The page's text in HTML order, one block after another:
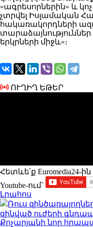
«ագրեսորներին» և
չտրվել Իսլամական
հակառակորդների
երկրների միջև»։
ՈՒՂԻՂ ԵԹԵՐ
Հետևե՛ք Euromedia24-ին
Youtube-ում`
Լրահոս
Ռուս
զինված ուժերի
Քոչարյանի նոր